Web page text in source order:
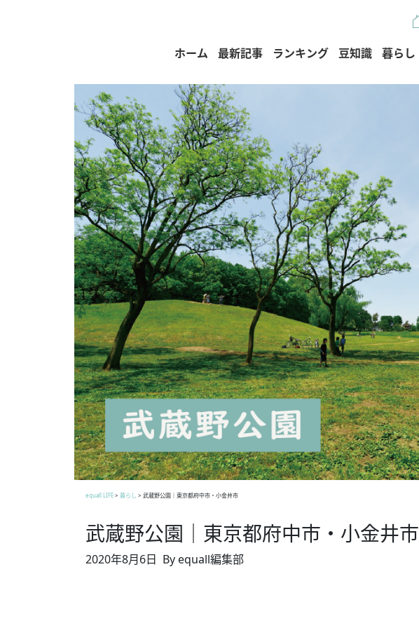
ホーム 最新記事 ランキング 豆知識 暮らし
equall LIFE> 暮らし > 武蔵野公園｜東京都府中市・小金井市
武蔵野公園｜東京都府中市・小金井市
2020年8月6日 By equall編集部